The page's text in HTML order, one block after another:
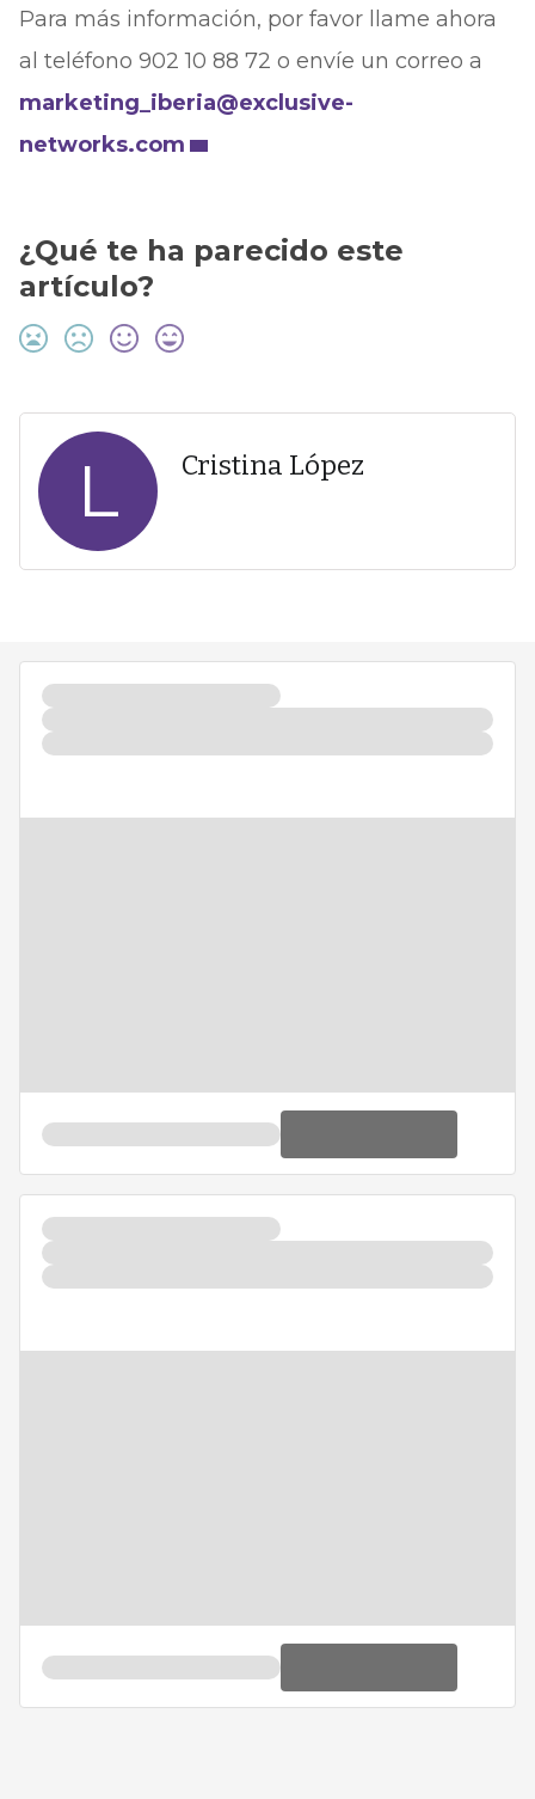
Para más información, por favor llame ahora
al teléfono 902 10 88 72 o envíe un correo a
marketing_iberia@exclusive-
networks.com
¿Qué te ha parecido este
artículo?
L Cristina López